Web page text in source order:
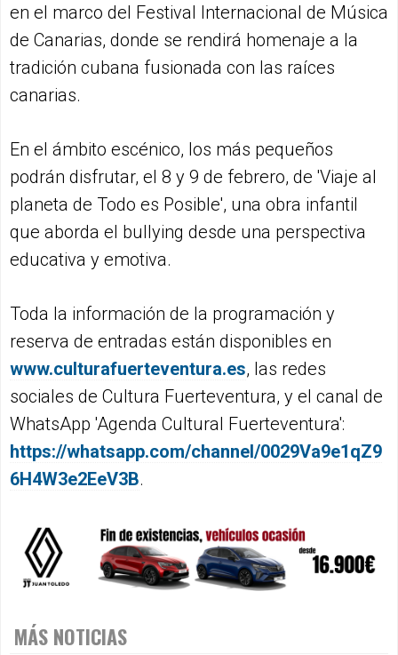
en el marco del Festival Internacional de Música
de Canarias, donde se rendirá homenaje a la
tradición cubana fusionada con las raíces
canarias.
En el ámbito escénico, los más pequeños
podrán disfrutar, el 8 y 9 de febrero, de 'Viaje al
planeta de Todo es Posible', una obra infantil
que aborda el bullying desde una perspectiva
educativa y emotiva.
Toda la información de la programación y
reserva de entradas están disponibles en
www.culturafuerteventura.es, las redes
sociales de Cultura Fuerteventura, y el canal de
WhatsApp 'Agenda Cultural Fuerteventura':
https://whatsapp.com/channel/0029Va9e1qZ9
6H4W3e2EeV3B.
MÁS NOTICIAS